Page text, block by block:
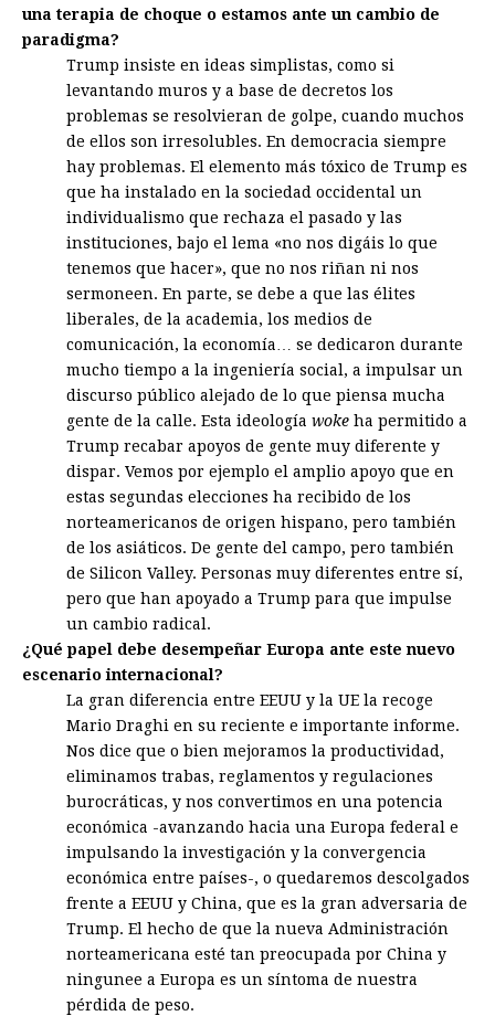
una terapia de choque o estamos ante un cambio de
paradigma?
Trump insiste en ideas simplistas, como si
levantando muros y a base de decretos los
problemas se resolvieran de golpe, cuando muchos
de ellos son irresolubles. En democracia siempre
hay problemas. El elemento más tóxico de Trump es
que ha instalado en la sociedad occidental un
individualismo que rechaza el pasado y las
instituciones, bajo el lema «no nos digáis lo que
tenemos que hacer», que no nos riñan ni nos
sermoneen. En parte, se debe a que las élites
liberales, de la academia, los medios de
comunicación, la economía… se dedicaron durante
mucho tiempo a la ingeniería social, a impulsar un
discurso público alejado de lo que piensa mucha
gente de la calle. Esta ideología woke ha permitido a
Trump recabar apoyos de gente muy diferente y
dispar. Vemos por ejemplo el amplio apoyo que en
estas segundas elecciones ha recibido de los
norteamericanos de origen hispano, pero también
de los asiáticos. De gente del campo, pero también
de Silicon Valley. Personas muy diferentes entre sí,
pero que han apoyado a Trump para que impulse
un cambio radical.
¿Qué papel debe desempeñar Europa ante este nuevo
escenario internacional?
La gran diferencia entre EEUU y la UE la recoge
Mario Draghi en su reciente e importante informe.
Nos dice que o bien mejoramos la productividad,
eliminamos trabas, reglamentos y regulaciones
burocráticas, y nos convertimos en una potencia
económica -avanzando hacia una Europa federal e
impulsando la investigación y la convergencia
económica entre países-, o quedaremos descolgados
frente a EEUU y China, que es la gran adversaria de
Trump. El hecho de que la nueva Administración
norteamericana esté tan preocupada por China y
ningunee a Europa es un síntoma de nuestra
pérdida de peso.